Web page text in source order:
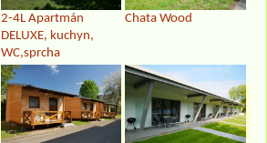
2-4L Apartmán
DELUXE, kuchyn,
WC,sprcha
Chata Wood